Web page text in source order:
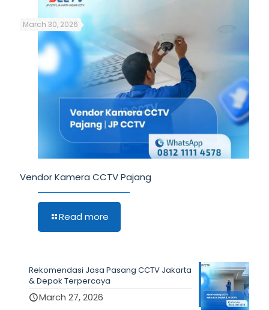
March 30, 2026
Vendor Kamera CCTV Pajang
Read more
Rekomendasi Jasa Pasang CCTV Jakarta
& Depok Terpercaya
March 27, 2026